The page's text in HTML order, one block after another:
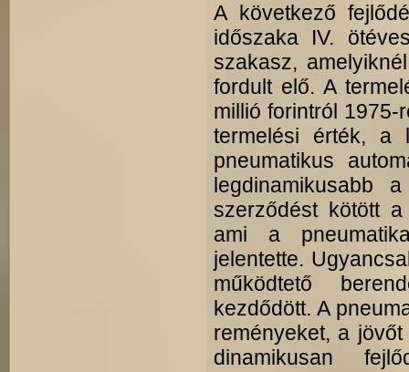
A következő
időszaka IV.
szakasz,
fordult elő. A
millió forintról 1975-
termelési érték, a
pneumatikus
legdinamikusabb
szerződést kötött
ami a
jelentette.
működtető
kezdődött. A
reményeket, a
dinamikusan